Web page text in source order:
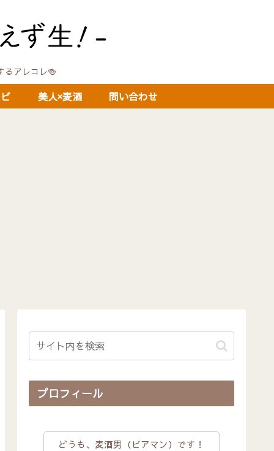
アレコレ🍻
美人×麦酒 問い合わせ
プロフィール
どうも、麦酒男（ビアマン）です！